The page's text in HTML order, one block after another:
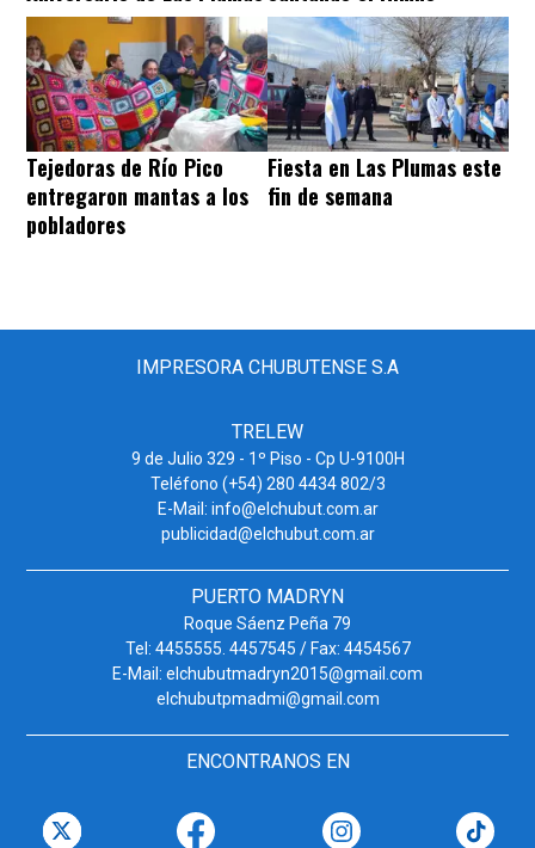
Tejedoras de Río Pico
entregaron mantas a los
pobladores
Fiesta en Las Plumas este
fin de semana
IMPRESORA CHUBUTENSE S.A
TRELEW
9 de Julio 329 - 1º Piso - Cp U-9100H
Teléfono (+54) 280 4434 802/3
E-Mail: info@elchubut.com.ar
publicidad@elchubut.com.ar
PUERTO MADRYN
Roque Sáenz Peña 79
Tel: 4455555. 4457545 / Fax: 4454567
E-Mail: elchubutmadryn2015@gmail.com
elchubutpmadmi@gmail.com
ENCONTRANOS EN